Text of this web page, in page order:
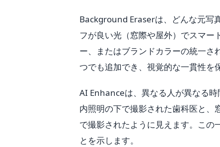
Background Eraserは、どんな元写
フが良い光（窓際や屋外）でスマー
ー、またはブランドカラーの統一さ
つでも追加でき、視覚的な一貫性を
AI Enhanceは、異なる人が異なる
内照明の下で撮影された歯科医と、
で撮影されたように見えます。この
とを示します。